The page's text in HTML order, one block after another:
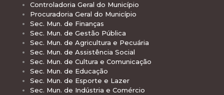
Controladoria Geral do Município
Procuradoria Geral do Município
Sec. Mun. de Finanças
Sec. Mun. de Gestão Pública
Sec. Mun. de Agricultura e Pecuária
Sec. Mun. de Assistência Social
Sec. Mun. de Cultura e Comunicação
Sec. Mun. de Educação
Sec. Mun. de Esporte e Lazer
Sec. Mun. de Indústria e Comércio